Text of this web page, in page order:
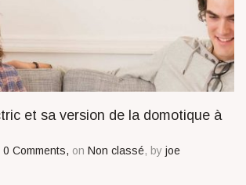
et sa version de la domotique à
0 Comments, on Non classé, by joe